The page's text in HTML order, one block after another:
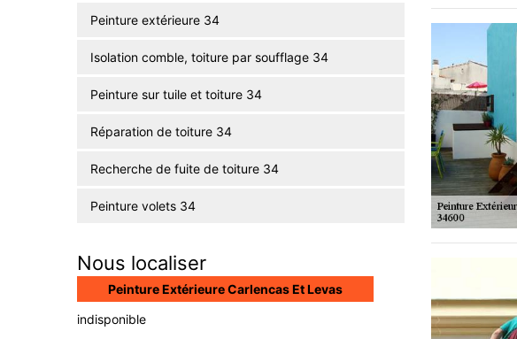
Peinture extérieure 34
Isolation comble, toiture par soufflage 34
Peinture sur tuile et toiture 34
Réparation de toiture 34
Recherche de fuite de toiture 34
Peinture volets 34
Nous localiser
Peinture Extérieure Carlencas Et Levas
indisponible